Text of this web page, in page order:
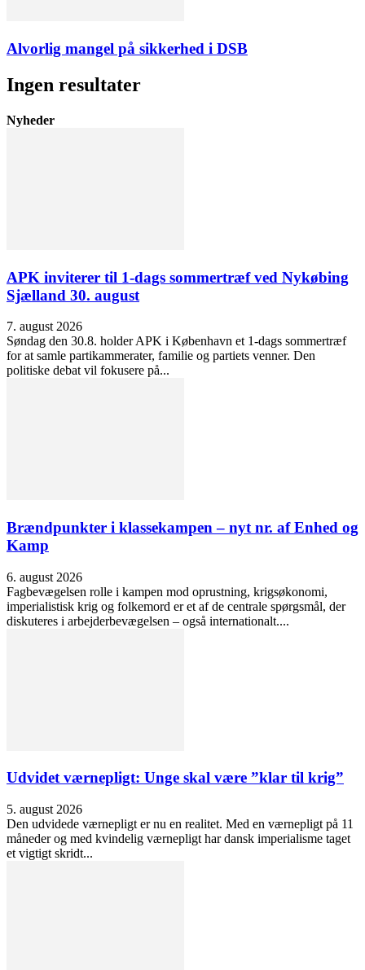
Alvorlig mangel på sikkerhed i DSB
Ingen resultater
Nyheder
APK inviterer til 1-dags sommertræf ved Nykøbing
Sjælland 30. august
7. august 2026
Søndag den 30.8. holder APK i København et 1-dags sommertræf
for at samle partikammerater, familie og partiets venner. Den
politiske debat vil fokusere på...
Brændpunkter i klassekampen – nyt nr. af Enhed og
Kamp
6. august 2026
Fagbevægelsen rolle i kampen mod oprustning, krigsøkonomi,
imperialistisk krig og folkemord er et af de centrale spørgsmål, der
diskuteres i arbejderbevægelsen – også internationalt....
Udvidet værnepligt: Unge skal være ”klar til krig”
5. august 2026
Den udvidede værnepligt er nu en realitet. Med en værnepligt på 11
måneder og med kvindelig værnepligt har dansk imperialisme taget
et vigtigt skridt...